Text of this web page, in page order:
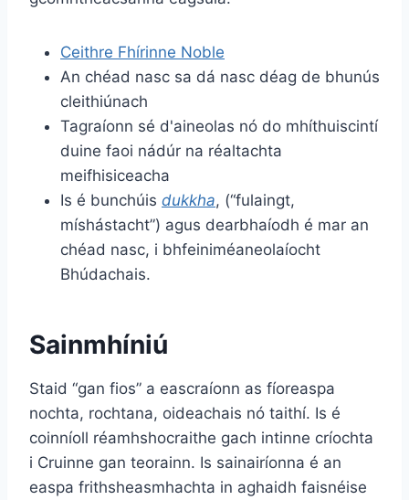
Ceithre Fhírinne Noble
An chéad nasc sa dá nasc déag de bhunús
cleithiúnach
Tagraíonn sé d'aineolas nó do mhíthuiscintí
duine faoi nádúr na réaltachta
meifhisiceacha
Is é bunchúis dukkha, (“fulaingt,
míshástacht”) agus dearbhaíodh é mar an
chéad nasc, i bhfeiniméaneolaíocht
Bhúdachais.
Sainmhíniú
Staid “gan fios” a eascraíonn as fíoreaspa
nochta, rochtana, oideachais nó taithí. Is é
coinníoll réamhshocraithe gach intinne críochta
i Cruinne gan teorainn. Is sainairíonna é an
easpa frithsheasmhachta in aghaidh faisnéise